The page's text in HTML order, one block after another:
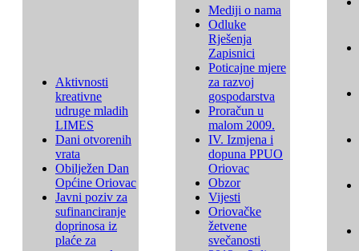
Aktivnosti
kreativne
udruge mladih
LIMES
Dani otvorenih
vrata
Obilježen Dan
Općine Oriovac
Javni poziv za
sufinanciranje
doprinosa iz
plaće za
Mediji o nama
Odluke
Rješenja
Zapisnici
Poticajne mjere
za razvoj
gospodarstva
Proračun u
malom 2009.
IV. Izmjena i
dopuna PPUO
Oriovac
Obzor
Vijesti
Oriovačke
žetvene
svečanosti